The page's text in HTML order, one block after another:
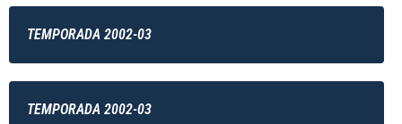
TEMPORADA 2002-03
TEMPORADA 2002-03